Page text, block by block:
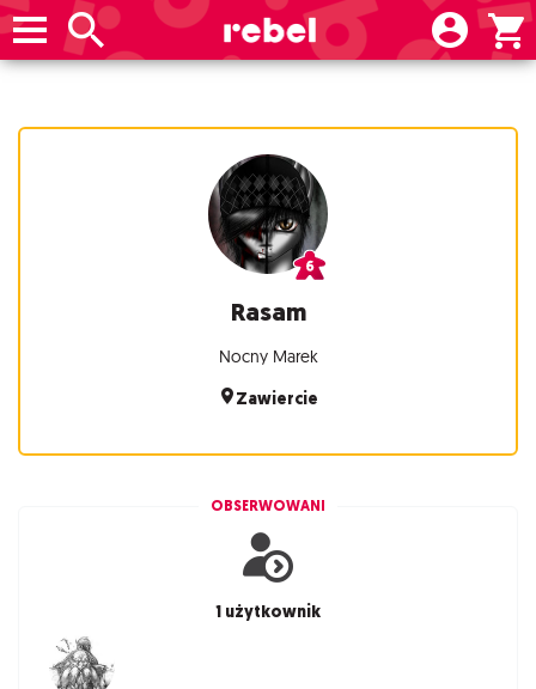
Rasam
Nocny Marek
Zawiercie
OBSERWOWANI
1 użytkownik